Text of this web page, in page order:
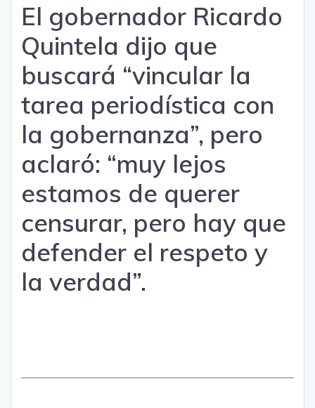
El gobernador Ricardo
Quintela dijo que
buscará “vincular la
tarea periodística con
la gobernanza”, pero
aclaró: “muy lejos
estamos de querer
censurar, pero hay que
defender el respeto y
la verdad”.